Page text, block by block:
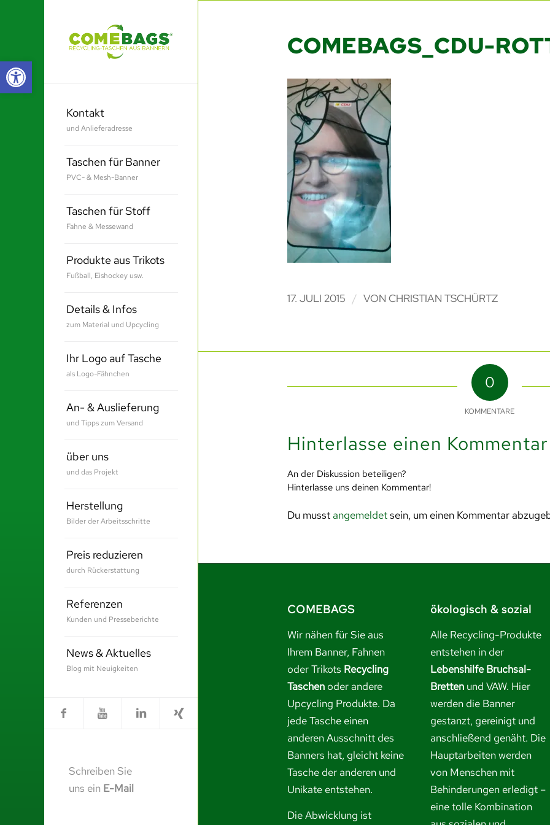
Werkzeugleiste öffnen
Kontakt
und Anlieferadresse
Taschen für Banner
PVC- & Mesh-Banner
Taschen für Stoff
Fahne & Messewand
Produkte aus Trikots
Fußball, Eishockey usw.
Details & Infos
zum Material und Upcycling
Ihr Logo auf Tasche
als Logo-Fähnchen
An- & Auslieferung
und Tipps zum Versand
über uns
und das Projekt
Herstellung
Bilder der Arbeitsschritte
Preis reduzieren
durch Rückerstattung
Referenzen
Kunden und Presseberichte
News & Aktuelles
Blog mit Neuigkeiten
Schreiben Sie
uns ein E-Mail
COMEBAGS_CDU-
17. JULI 2015 / VON CHRISTIAN TSCHÜRTZ
0
KOMMENTARE
Hinterlasse einen Kommentar
An der Diskussion beteiligen?
Hinterlasse uns deinen Kommentar!
Du musstangemeldetsein, um einen Kommentar
COMEBAGS
Wir nähen für Sie aus
Ihrem Banner, Fahnen
oder Trikots Recycling
Taschenoder andere
Upcycling Produkte. Da
jede Tasche einen
anderen Ausschnitt des
Banners hat, gleicht keine
Tasche der anderen und
Unikate entstehen.
Die Abwicklung ist
ökologisch & sozial
Alle Recycling-Produkte
entstehen in der
Lebenshilfe Bruchsal-
Bretten und VAW. Hier
werden die Banner
gestanzt, gereinigt und
anschließend genäht. Die
Hauptarbeiten werden
von Menschen mit
Behinderungen erledigt –
eine tolle Kombination